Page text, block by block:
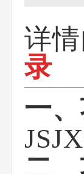
详
录
一